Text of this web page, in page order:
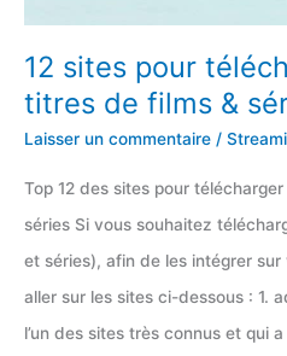
12 sites pour
titres de films &
Laisser un commentaire /
Top 12 des sites pour
séries Si vous souhaitez
et séries), afin de les intégrer
aller sur les sites ci-dessous : 1.
l’un des sites très connus et qui